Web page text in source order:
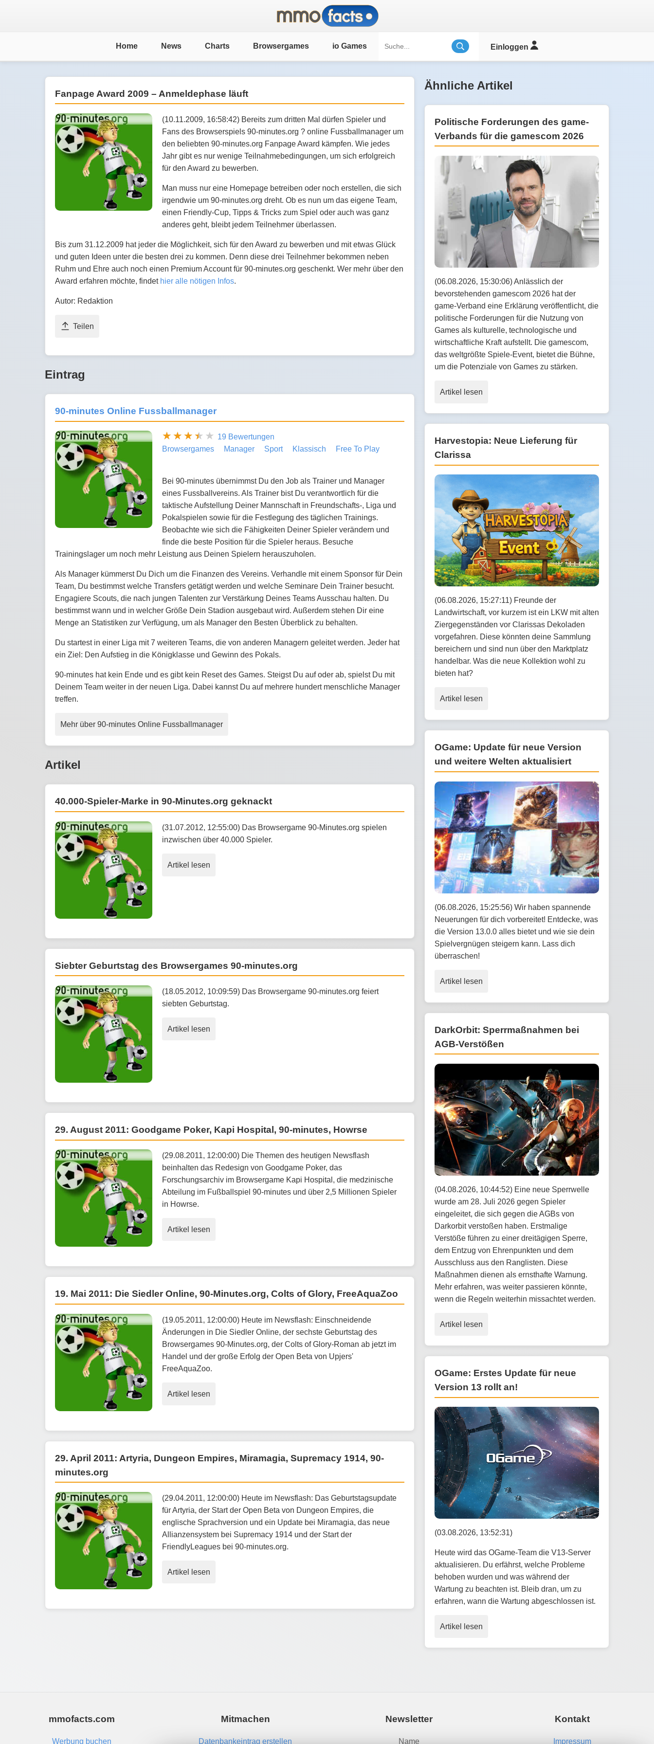
Home News Charts Browsergames io Games Einloggen
Fanpage Award 2009 – Anmeldephase läuft
(10.11.2009, 16:58:42) Bereits zum dritten Mal dürfen Spieler und
Fans des Browserspiels 90-minutes.org ? online Fussballmanager um
den beliebten 90-minutes.org Fanpage Award kämpfen. Wie jedes
Jahr gibt es nur wenige Teilnahmebedingungen, um sich erfolgreich
für den Award zu bewerben.
Man muss nur eine Homepage betreiben oder noch erstellen, die sich
irgendwie um 90-minutes.org dreht. Ob es nun um das eigene Team,
einen Friendly-Cup, Tipps & Tricks zum Spiel oder auch was ganz
anderes geht, bleibt jedem Teilnehmer überlassen.
Bis zum 31.12.2009 hat jeder die Möglichkeit, sich für den Award zu bewerben und mit etwas Glück
und guten Ideen unter die besten drei zu kommen. Denn diese drei Teilnehmer bekommen neben
Ruhm und Ehre auch noch einen Premium Account für 90-minutes.org geschenkt. Wer mehr über den
Award erfahren möchte, findet hier alle nötigen Infos.
Autor: Redaktion
Teilen
Eintrag
90-minutes Online Fussballmanager
19 Bewertungen
Browsergames
Manager Sport Klassisch Free To Play
Bei 90-minutes übernimmst Du den Job als Trainer und Manager
eines Fussballvereins. Als Trainer bist Du verantwortlich für die
taktische Aufstellung Deiner Mannschaft in Freundschafts-, Liga und
Pokalspielen sowie für die Festlegung des täglichen Trainings.
Beobachte wie sich die Fähigkeiten Deiner Spieler verändern und
finde die beste Position für die Spieler heraus. Besuche
Trainingslager um noch mehr Leistung aus Deinen Spielern herauszuholen.
Als Manager kümmerst Du Dich um die Finanzen des Vereins. Verhandle mit einem Sponsor für Dein
Team, Du bestimmst welche Transfers getätigt werden und welche Seminare Dein Trainer besucht.
Engagiere Scouts, die nach jungen Talenten zur Verstärkung Deines Teams Ausschau halten. Du
bestimmst wann und in welcher Größe Dein Stadion ausgebaut wird. Außerdem stehen Dir eine
Menge an Statistiken zur Verfügung, um als Manager den Besten Überblick zu behalten.
Du startest in einer Liga mit 7 weiteren Teams, die von anderen Managern geleitet werden. Jeder hat
ein Ziel: Den Aufstieg in die Königklasse und Gewinn des Pokals.
90-minutes hat kein Ende und es gibt kein Reset des Games. Steigst Du auf oder ab, spielst Du mit
Deinem Team weiter in der neuen Liga. Dabei kannst Du auf mehrere hundert menschliche Manager
treffen.
Mehr über 90-minutes Online Fussballmanager
Artikel
40.000-Spieler-Marke in 90-Minutes.org geknackt
(31.07.2012, 12:55:00) Das Browsergame 90-Minutes.org spielen
inzwischen über 40.000 Spieler.
Artikel lesen
Siebter Geburtstag des Browsergames 90-minutes.org
(18.05.2012, 10:09:59) Das Browsergame 90-minutes.org feiert
siebten Geburtstag.
Artikel lesen
29. August 2011: Goodgame Poker, Kapi Hospital, 90-minutes, Howrse
(29.08.2011, 12:00:00) Die Themen des heutigen Newsflash
beinhalten das Redesign von Goodgame Poker, das
Forschungsarchiv im Browsergame Kapi Hospital, die medzinische
Abteilung im Fußballspiel 90-minutes und über 2,5 Millionen Spieler
in Howrse.
Artikel lesen
19. Mai 2011: Die Siedler Online, 90-Minutes.org, Colts of Glory, FreeAquaZoo
(19.05.2011, 12:00:00) Heute im Newsflash: Einschneidende
Änderungen in Die Siedler Online, der sechste Geburtstag des
Browsergames 90-Minutes.org, der Colts of Glory-Roman ab jetzt im
Handel und der große Erfolg der Open Beta von Upjers'
FreeAquaZoo.
Artikel lesen
29. April 2011: Artyria, Dungeon Empires, Miramagia, Supremacy 1914, 90-
minutes.org
(29.04.2011, 12:00:00) Heute im Newsflash: Das Geburtstagsupdate
für Artyria, der Start der Open Beta von Dungeon Empires, die
englische Sprachversion und ein Update bei Miramagia, das neue
Allianzensystem bei Supremacy 1914 und der Start der
FriendlyLeagues bei 90-minutes.org.
Artikel lesen
Ähnliche Artikel
Politische Forderungen des game-
Verbands für die gamescom 2026
(06.08.2026, 15:30:06) Anlässlich der
bevorstehenden gamescom 2026 hat der
game-Verband eine Erklärung veröffentlicht, die
politische Forderungen für die Nutzung von
Games als kulturelle, technologische und
wirtschaftliche Kraft aufstellt. Die gamescom,
das weltgrößte Spiele-Event, bietet die Bühne,
um die Potenziale von Games zu stärken.
Artikel lesen
Harvestopia: Neue Lieferung für
Clarissa
(06.08.2026, 15:27:11) Freunde der
Landwirtschaft, vor kurzem ist ein LKW mit alten
Ziergegenständen vor Clarissas Dekoladen
vorgefahren. Diese könnten deine Sammlung
bereichern und sind nun über den Marktplatz
handelbar. Was die neue Kollektion wohl zu
bieten hat?
Artikel lesen
OGame: Update für neue Version
und weitere Welten aktualisiert
(06.08.2026, 15:25:56) Wir haben spannende
Neuerungen für dich vorbereitet! Entdecke, was
die Version 13.0.0 alles bietet und wie sie dein
Spielvergnügen steigern kann. Lass dich
überraschen!
Artikel lesen
DarkOrbit: Sperrmaßnahmen bei
AGB-Verstößen
(04.08.2026, 10:44:52) Eine neue Sperrwelle
wurde am 28. Juli 2026 gegen Spieler
eingeleitet, die sich gegen die AGBs von
Darkorbit verstoßen haben. Erstmalige
Verstöße führen zu einer dreitägigen Sperre,
dem Entzug von Ehrenpunkten und dem
Ausschluss aus den Ranglisten. Diese
Maßnahmen dienen als ernsthafte Warnung.
Mehr erfahren, was weiter passieren könnte,
wenn die Regeln weiterhin missachtet werden.
Artikel lesen
OGame: Erstes Update für neue
Version 13 rollt an!
(03.08.2026, 13:52:31)
Heute wird das OGame-Team die V13-Server
aktualisieren. Du erfährst, welche Probleme
behoben wurden und was während der
Wartung zu beachten ist. Bleib dran, um zu
erfahren, wann die Wartung abgeschlossen ist.
Artikel lesen
mmofacts.com
Werbung buchen
Mitmachen
Datenbankeintrag erstellen
Newsletter
Name
Kontakt
Impressum